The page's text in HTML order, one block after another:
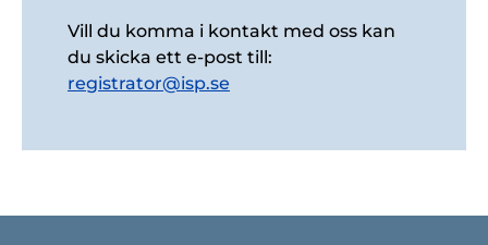
Vill du komma i kontakt med oss kan
du skicka ett e-post till:
registrator@isp.se